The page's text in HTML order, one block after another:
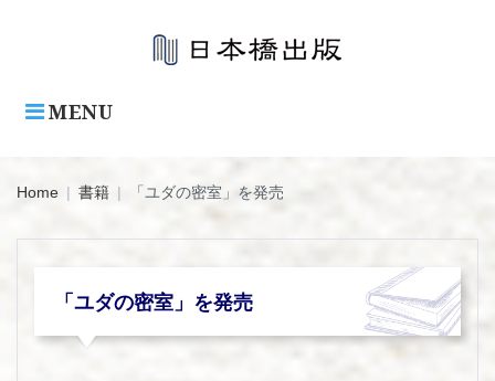
MENU
Home | 書籍 | 「ユダの密室」を発売
「ユダの密室」を発売